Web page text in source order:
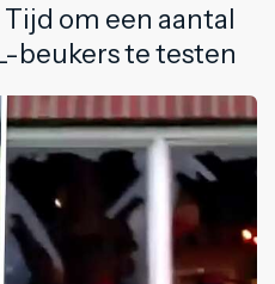
om een aantal
beukers te testen